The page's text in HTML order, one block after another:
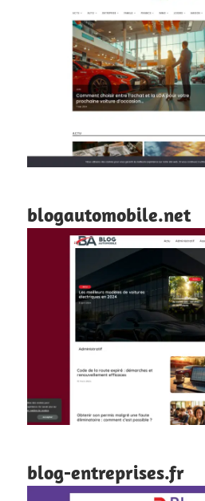
blogautomobile.net
blog-entreprises.fr